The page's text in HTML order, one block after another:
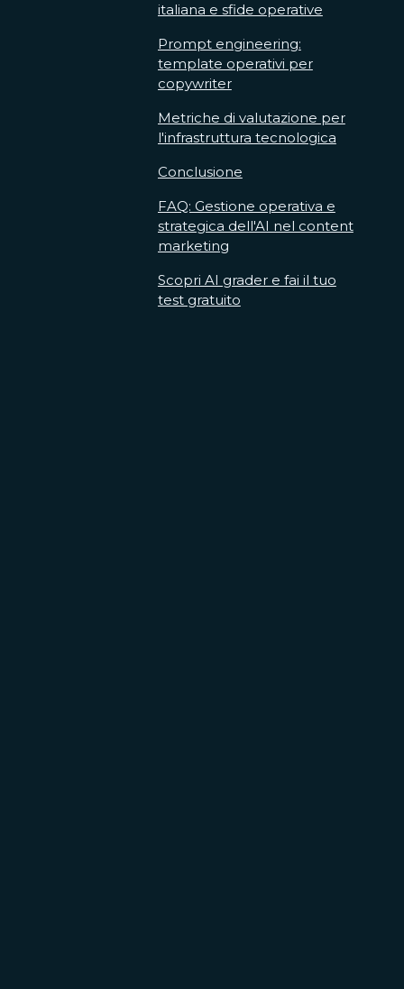
italiana e sfide operative
Prompt engineering:
template operativi per
copywriter
Metriche di valutazione per
l'infrastruttura tecnologica
Conclusione
FAQ: Gestione operativa e
strategica dell'AI nel content
marketing
Scopri AI grader e fai il tuo
test gratuito